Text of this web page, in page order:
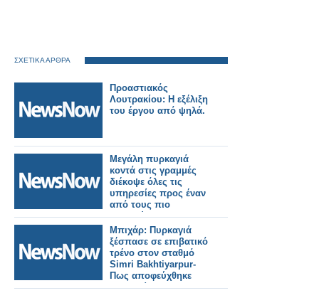
ΣΧΕΤΙΚΑ ΑΡΘΡΑ
Προαστιακός
Λουτρακίου: Η εξέλιξη
του έργου από ψηλά.
Μεγάλη πυρκαγιά
κοντά στις γραμμές
διέκοψε όλες τις
υπηρεσίες προς έναν
από τους πιο
πολυσύχναστους
σιδηροδρομικούς
σταθμούς του
Λονδίνου.
Μπιχάρ: Πυρκαγιά
ξέσπασε σε επιβατικό
τρένο στον σταθμό
Simri Bakhtiyarpur-
Πως αποφεύχθηκε
τραγωδία.